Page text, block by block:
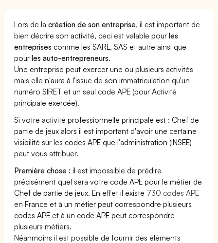
Lors de lacréation de son entreprise, il est important de
bien décrire son activité, ceci est valable pourles
entreprises comme les SARL, SAS et autre ainsi que
pourles auto-entrepreneurs.
Une entreprise peut exercer une ou plusieurs activités
mais elle n'aura à l'issue de son immatriculation qu'un
numéro SIRET et un seul code APE (pour Activité
principale exercée).
Si votre activité professionnelle principale est : Chef de
partie de jeux alors il est important d'avoir une certaine
visibilité sur les codes APE que l'administration (INSEE)
peut vous attribuer.
Première chose : il est impossible de prédire
précisément quel sera votre code APE pour le métier de
Chef de partie de jeux. En effet il existe 730 codes APE
en France et à un métier peut correspondre plusieurs
codes APE et à un code APE peut correspondre
plusieurs métiers.
Néanmoins il est possible de fournir des éléments